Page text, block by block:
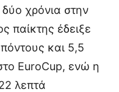
χρόνια στην
παίκτης έδειξε
και 5,5
EuroCup, ενώ η
λεπτά